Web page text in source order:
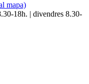
mapa)
18h. | divendres 8.30-